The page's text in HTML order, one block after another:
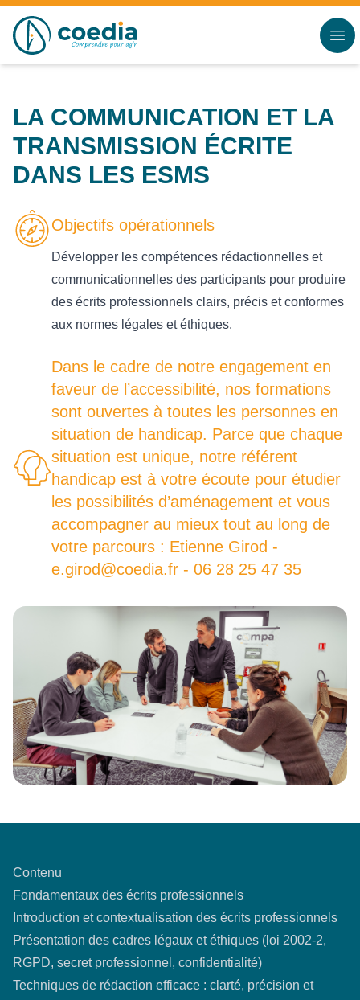
Accès au contenu
LA COMMUNICATION ET LA
TRANSMISSION ÉCRITE
DANS LES ESMS
Objectifs opérationnels
Développer les compétences rédactionnelles et
communicationnelles des participants pour produire
des écrits professionnels clairs, précis et conformes
aux normes légales et éthiques.
Dans le cadre de notre engagement en
faveur de l’accessibilité, nos formations
sont ouvertes à toutes les personnes en
situation de handicap. Parce que chaque
situation est unique, notre référent
handicap est à votre écoute pour étudier
les possibilités d’aménagement et vous
accompagner au mieux tout au long de
votre parcours : Etienne Girod -
e.girod@coedia.fr - 06 28 25 47 35
Contenu
Fondamentaux des écrits professionnels
Introduction et contextualisation des écrits professionnels
Présentation des cadres légaux et éthiques (loi 2002-2,
RGPD, secret professionnel, confidentialité)
Techniques de rédaction efficace : clarté, précision et
Panneau de gestion des cookies